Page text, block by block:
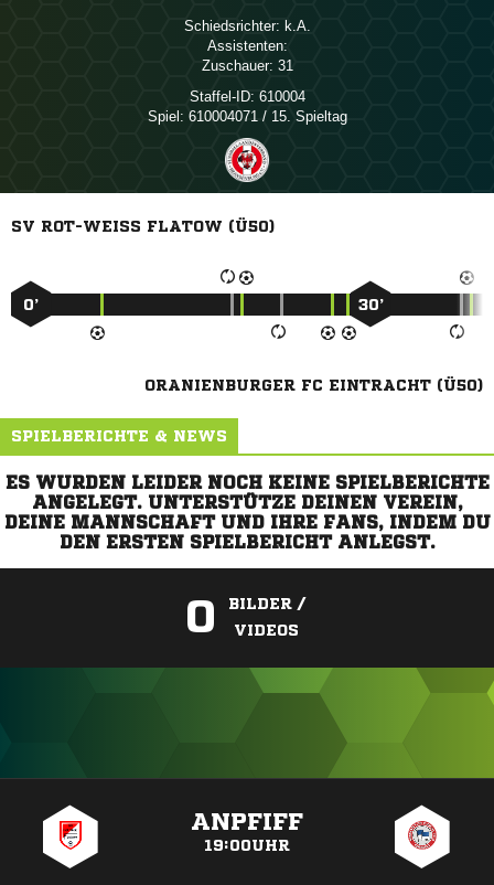
Schiedsrichter: 
Assistenten:
Zuschauer: 31
Staffel-ID: 610004
Spiel: 610004071 / 15. Spieltag
SV ROT-WEISS FLATOW (Ü50)
0’ 30’
ORANIENBURGER FC EINTRACHT (Ü50)
SPIELBERICHTE & NEWS
ES WURDEN LEIDER NOCH KEINE SPIELBERICHTE
ANGELEGT. UNTERSTÜTZE DEINEN VEREIN,
DEINE MANNSCHAFT UND IHRE FANS, INDEM DU
DEN ERSTEN SPIELBERICHT ANLEGST.
0
BILDER /
VIDEOS
ANPFIFF
19:00UHR